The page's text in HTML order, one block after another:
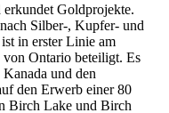
Goldprojekte.
Silber-, Kupfer- und
in erster Linie am
Ontario beteiligt. Es
und den
den Erwerb einer 80
Birch Lake und Birch